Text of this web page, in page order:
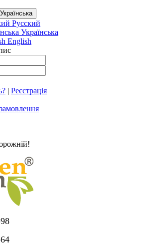
Українська
Русский
Українська
English
| Реєстрація